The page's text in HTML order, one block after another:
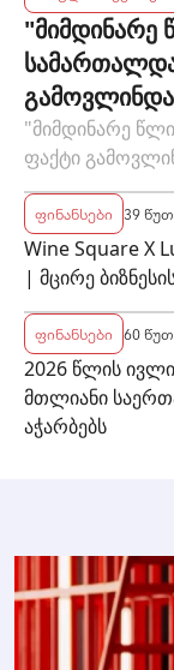
"მიმდინარე
სააგენტო
"მიმდინარე
ფაქტი
ფინანსები 39
Wine Square X
| მცირე
ფინანსები 60
2026 წლის
მთლიანი
აჭარბებს